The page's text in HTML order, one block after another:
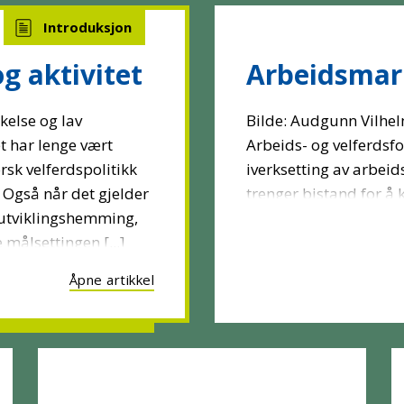
aktivitet
og lav
har lenge vært
velferdspolitikk
Også når det gjelder
[...]
Åpne artikkel
Bilde: Audgunn
Arbeids- og
iverksetting av
trenger bistand for å